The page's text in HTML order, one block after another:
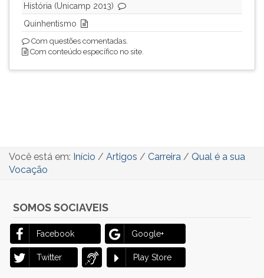
História (Unicamp 2013)
Quinhentismo
Com questões comentadas.
Com conteúdo específico no site.
Você está em: Início / Artigos / Carreira / Qual é a sua
Vocação
SOMOS SOCIAVEIS
Facebook Google+
Twitter Play Store